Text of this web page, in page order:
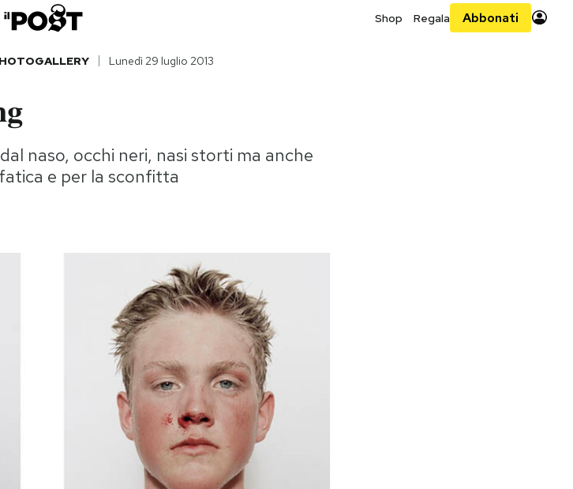
Shop Regala Abbonati
Lunedì 29 luglio 2013
naso, occhi neri, nasi storti ma anche
e per la sconfitta